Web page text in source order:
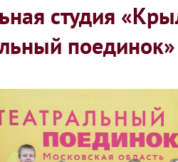
студия
поединок»